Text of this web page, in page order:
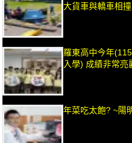
大貨車與轎車相
羅東高中今年
入學) 成績非常
年菜吃太飽? ~陽